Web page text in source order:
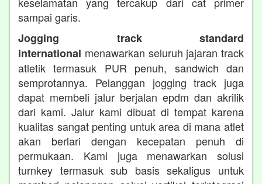
sampai garis.
Jogging track standard
international menawarkan seluruh jajaran track
atletik termasuk PUR penuh, sandwich dan
semprotannya. Pelanggan jogging track juga
dapat membeli jalur berjalan epdm dan akrilik
dari kami. Jalur kami dibuat di tempat karena
kualitas sangat penting untuk area di mana atlet
akan berlari dengan kecepatan penuh di
permukaan. Kami juga menawarkan solusi
turnkey termasuk sub basis sekaligus untuk